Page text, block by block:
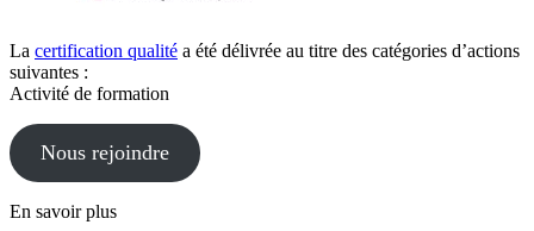
La certification qualité a été délivrée au titre des catégories d’actions
suivantes :
Activité de formation
Nous rejoindre
En savoir plus